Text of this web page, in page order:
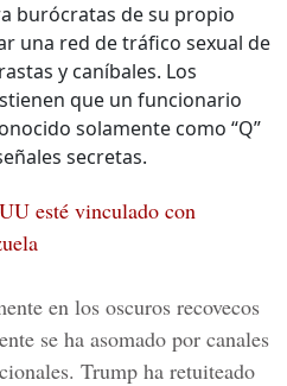
burócratas de su propio
una red de tráfico sexual de
y caníbales. Los
que un funcionario
solamente como “Q”
secretas.
esté vinculado con
en los oscuros recovecos
se ha asomado por canales
Trump ha retuiteado